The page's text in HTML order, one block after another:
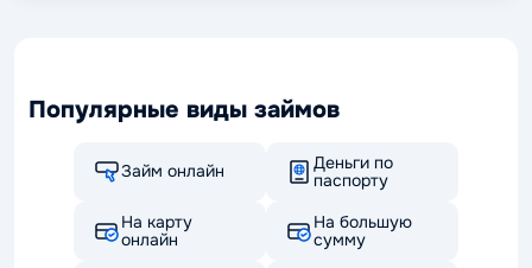
Популярные виды займов
Займ онлайн
Деньги по
паспорту
На карту
онлайн
На большую
сумму